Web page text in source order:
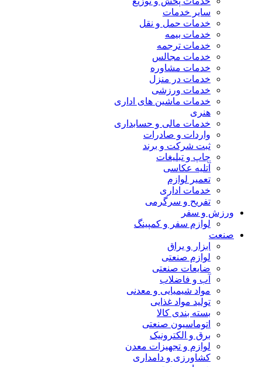
سایر خدمات
خدمات حمل و نقل
خدمات بیمه
خدمات ترجمه
خدمات مجالس
خدمات مشاوره
خدمات در منزل
خدمات ورزشی
خدمات ماشین های اداری
هنری
خدمات مالی و حسابداری
واردات و صادرات
ثبت شرکت و برند
چاپ و تبلیغات
آتلیه عکاسی
تعمیر لوازم
خدمات اداری
تفریح و سرگرمی
ورزش و سفر
لوازم سفر و کمپینگ
صنعت
ابزار و یراق
لوازم صنعتی
ضایعات صنعتی
آب و فاضلاب
مواد شیمیایی و معدنی
تولید مواد غذایی
بسته بندی کالا
اتوماسیون صنعتی
برق و الکترونیک
لوازم و تجهیزات معدن
کشاورزی و دامداری